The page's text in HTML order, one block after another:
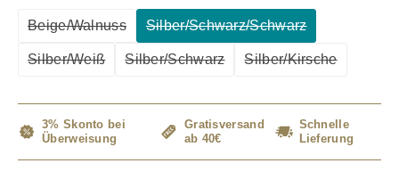
Beige/Walnuss Silber/Schwarz/Schwarz
Silber/Weiß Silber/Schwarz Silber/Kirsche
3% Skonto bei
Überweisung
Gratisversand
ab 40€
Schnelle
Lieferung